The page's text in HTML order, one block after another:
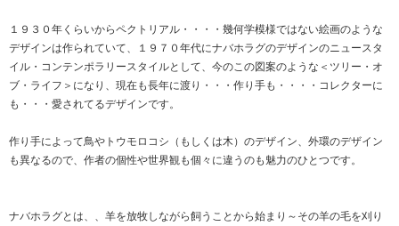
１９３０年くらいからペクトリアル・・・・幾何学模様ではない絵画のような
デザインは作られていて、１９７０年代にナバホラグのデザインのニュースタ
イル・コンテンポラリースタイルとして、今のこの図案のような＜ツリー・オ
ブ・ライフ＞になり、現在も長年に渡り・・・作り手も・・・・コレクターに
も・・・愛されてるデザインです。
作り手によって鳥やトウモロコシ（もしくは木）のデザイン、外環のデザイン
も異なるので、作者の個性や世界観も個々に違うのも魅力のひとつです。
ナバホラグとは、、羊を放牧しながら飼うことから始まり～その羊の毛を刈り